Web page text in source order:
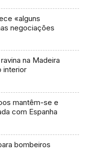
«alguns
negociações
na Madeira
interior
mantêm-se e
com Espanha
bombeiros